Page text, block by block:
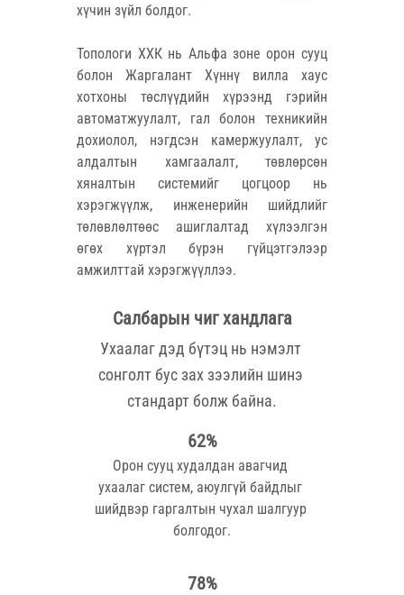
хүчин зүйл болдог.
Топологи ХХК нь Альфа зоне орон сууц
болон Жаргалант Хүннү вилла хаус
хотхоны төслүүдийн хүрээнд гэрийн
автоматжуулалт, гал болон техникийн
дохиолол, нэгдсэн камержуулалт, ус
алдалтын хамгаалалт, төвлөрсөн
хяналтын системийг цогцоор нь
хэрэгжүүлж, инженерийн шийдлийг
төлөвлөлтөөс ашиглалтад хүлээлгэн
өгөх хүртэл бүрэн гүйцэтгэлээр
амжилттай хэрэгжүүллээ.
Салбарын чиг хандлага
Ухаалаг дэд бүтэц нь нэмэлт
сонголт бус зах зээлийн шинэ
стандарт болж байна.
62%
Орон сууц худалдан авагчид
ухаалаг систем, аюулгүй байдлыг
шийдвэр гаргалтын чухал шалгуур
болгодог.
78%